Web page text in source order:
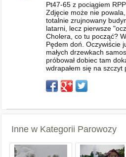
Pt47-65 z pociągiem
Zdjęcie może nie
totalnie zrujnowany
latarni, lecz pierwsze
Cholera, co tu począć?
Pędem doń. Oczywiście
małych drzewkach
próbował dobiec tam
wdrapałem się na
Inne w Kategorii Parowozy